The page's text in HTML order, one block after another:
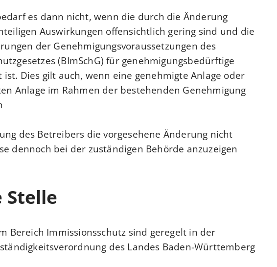
es dann nicht, wenn die durch die Änderung
Auswirkungen offensichtlich gering sind und die
der Genehmigungsvoraussetzungen des
(BImSchG) für genehmigungsbedürftige
ist. Dies gilt auch, wenn eine genehmigte Anlage oder
Anlage im Rahmen der bestehenden Genehmigung
des Betreibers die vorgesehene Änderung nicht
dennoch bei der zuständigen Behörde anzuzeigen.
Stelle
Bereich Immissionsschutz sind geregelt in der
des Landes Baden-Württemberg.